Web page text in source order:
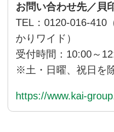
具ブ
お問い合わせ先／貝
TEL：0120-016-410
かりワイド）
受付時間：10:00～
※土・日曜、祝日を
https://www.kai-